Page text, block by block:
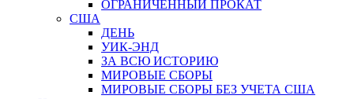
ОГРАНИЧЕННЫЙ ПРОКАТ
США
ДЕНЬ
УИК-ЭНД
ЗА ВСЮ ИСТОРИЮ
МИРОВЫЕ СБОРЫ
МИРОВЫЕ СБОРЫ БЕЗ УЧЕТА США